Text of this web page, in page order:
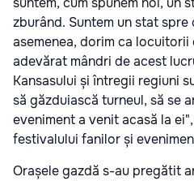
zburând. Suntem un stat spre
asemenea, dorim ca
adevărat mândri de acest
Kansasului și întregii regiuni
să găzduiască turneul, să se
eveniment a venit acasă la
festivalului fanilor și
Orașele gazdă s-au pregătit